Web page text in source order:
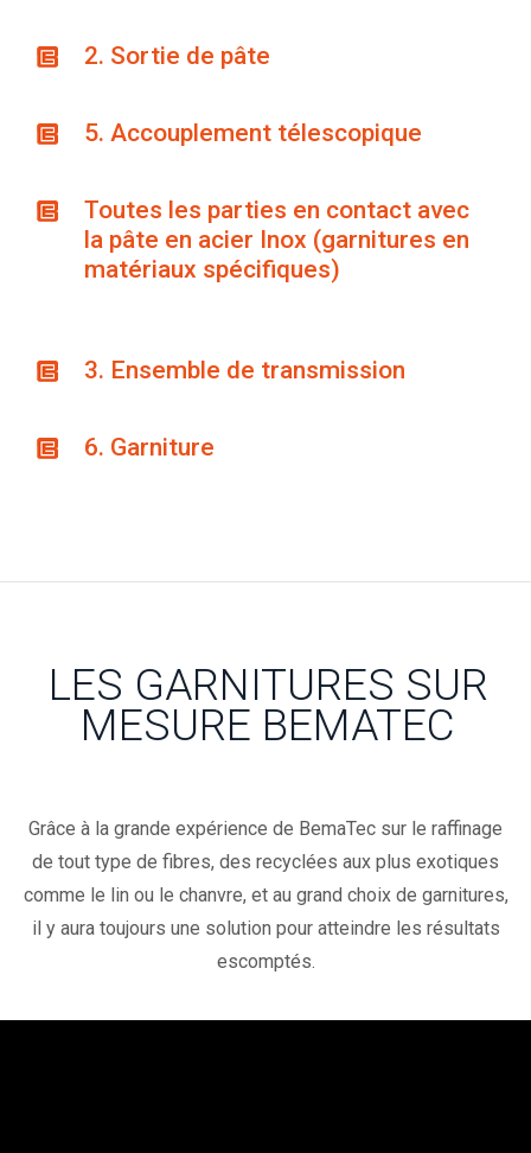
2. Sortie de pâte
5. Accouplement télescopique
Toutes les parties en contact avec
la pâte en acier Inox (garnitures en
matériaux spécifiques)
3. Ensemble de transmission
6. Garniture
LES GARNITURES SUR
MESURE BEMATEC
Grâce à la grande expérience de BemaTec sur le raffinage
de tout type de fibres, des recyclées aux plus exotiques
comme le lin ou le chanvre, et au grand choix de garnitures,
il y aura toujours une solution pour atteindre les résultats
escomptés.